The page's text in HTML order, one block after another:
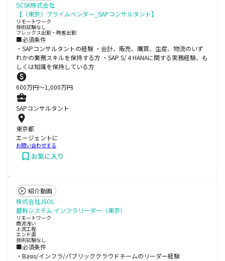
SCSK株式会社
【〈東京〉プライムベンダー_SAPコンサルタント】
リモートワーク
技術試験なし
フレックス出勤・時差出勤
■必須条件
・SAPコンサルタントの経験 ・会計、販売、購買、生産、物流のいず
れかの業務スキルを保持する方 ・SAP S/４HANAに関する実務経験、も
しくは知識を保持している方
600万円〜1,000万円
SAPコンサルタント
東京都
エージェントに
お問い合わせする
お気に入り
紹介動画
株式会社JSOL
基幹システム インフラリーダー（東京）
リモートワーク
商流浅い
上流工程
エンド直
技術試験なし
■必須条件
・Basis/インフラ/パブリッククラウドチームのリーダー経験